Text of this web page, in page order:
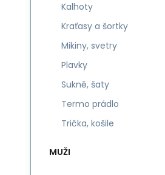
Kalhoty
Kraťasy a šortky
Mikiny, svetry
Plavky
Sukně, šaty
Termo prádlo
Trička, košile
MUŽI